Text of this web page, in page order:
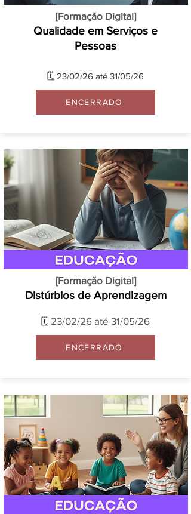
[Formação Digital]
Quali​dade em Serviços e
Pessoas
🗓️ 23/02/26 até 31/05/26
ENCERRADO
[Formação Digital]
Distúrbios de Aprendizagem
🗓️ 23/02/26 até 31/05/26
ENCERRADO